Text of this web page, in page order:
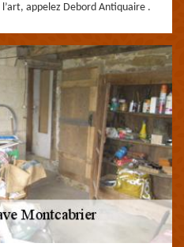
appelez Debord Antiquaire .